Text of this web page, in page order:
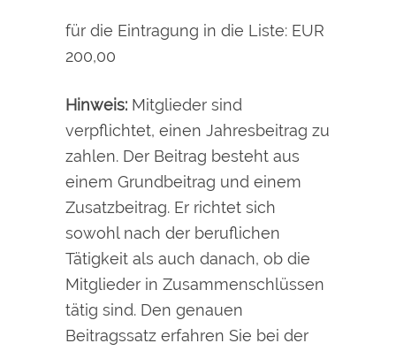
für die Eintragung in die Liste: EUR
200,00
Hinweis: Mitglieder sind
verpflichtet, einen Jahresbeitrag zu
zahlen. Der Beitrag besteht aus
einem Grundbeitrag und einem
Zusatzbeitrag. Er richtet sich
sowohl nach der beruflichen
Tätigkeit als auch danach, ob die
Mitglieder in Zusammenschlüssen
tätig sind. Den genauen
Beitragssatz erfahren Sie bei der